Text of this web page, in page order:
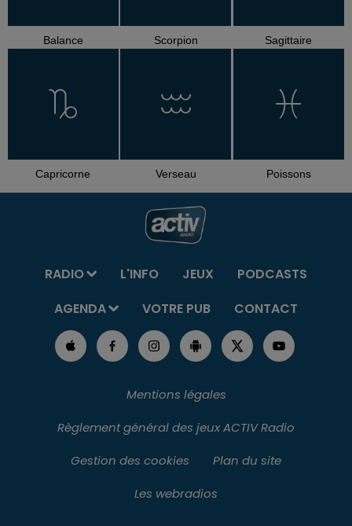
Balance Scorpion Sagittaire
Capricorne Verseau Poissons
RADIO L'INFO JEUX
PODCASTS
AGENDA
VOTRE PUB CONTACT
Mentions légales
Règlement général des jeux ACTIV Radio
Gestion des cookies
Plan du site
Les webradios